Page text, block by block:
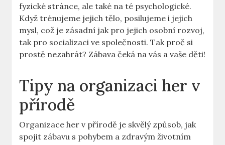
fyzické stránce, ale také na té psychologické.
Když trénujeme jejich tělo, posilujeme i jejich
mysl, což je zásadní jak pro jejich osobní rozvoj,
tak pro socializaci ve společnosti. Tak proč si
prostě nezahrát? Zábava čeká na vás a vaše děti!
Tipy na organizaci her v
přírodě
Organizace her v přírodě je skvělý způsob, jak
spojit zábavu s pohybem a zdravým životním